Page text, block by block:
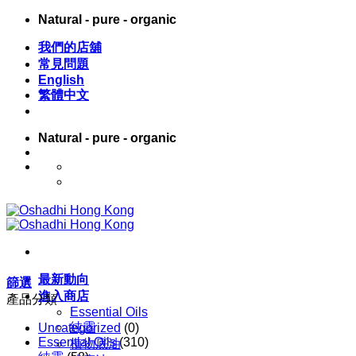
Skip
content
Natural - pure - organic
我們的店舖
常見問題
English
繁體中文
Natural - pure - organic
最新動向
進入商店
Essential Oils
純露
植物底油
篩選
產品分類
Uncategorized (0)
Essential Oils (310)